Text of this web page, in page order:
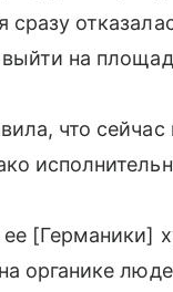
сразу
на
что
ее [Германики]
органике